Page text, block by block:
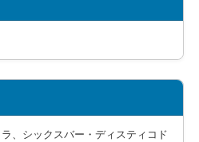
、シックスバー・ディスティコド